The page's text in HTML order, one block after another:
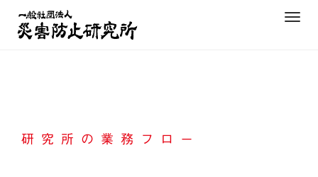
content
T
研究所の業務フロー